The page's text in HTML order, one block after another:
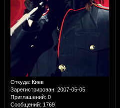
Откуда: Киев
Зарегистрирован: 2007-05-05
Приглашений: 0
Сообщений: 1769